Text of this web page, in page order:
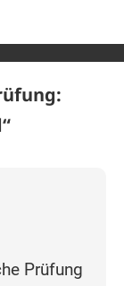
“
Prüfung